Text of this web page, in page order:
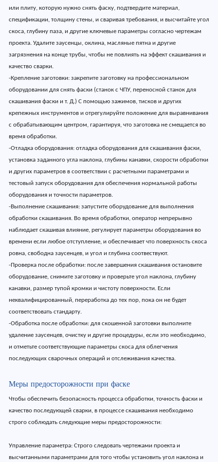
или плиту, которую нужно снять фаску, подтвердите материал,
спецификации, толщину стены, и сваривая требования, и высчитайте угол
скоса, глубину паза, и другие ключевые параметры согласно чертежам
проекта. Удалите заусенцы, оклина, масляные пятна и другие
загрязнения на конце трубы, чтобы не повлиять на эффект скашивания и
качество сварки.
-Крепление заготовки: закрепите заготовку на профессиональном
оборудовании для снять фаски (станок с ЧПУ, переносной станок для
скашивания фаски и т. Д.) С помощью зажимов, тисков и других
крепежных инструментов и отрегулируйте положение для выравнивания
с обрабатывающим центром, гарантируя, что заготовка не смещается во
время обработки.
-Отладка оборудования: отладка оборудования для скашивания фаски,
установка заданного угла наклона, глубины канавки, скорости обработки
и других параметров в соответствии с расчетными параметрами и
тестовый запуск оборудования для обеспечения нормальной работы
оборудования и точности параметров.
-Выполнение скашивания: запустите оборудование для выполнения
обработки скашивания. Во время обработки, оператор непрерывно
наблюдает скашивая влияние, регулирует параметры оборудования во
времени если любое отступление, и обеспечивает что поверхность скоса
ровна, свободна заусенцев, и угол и глубина соотвествуют.
-Проверка после обработки: после завершения скашивания остановите
оборудование, снимите заготовку и проверьте угол наклона, глубину
канавки, размер тупой кромки и чистоту поверхности. Если
неквалифицированный, переработка до тех пор, пока он не будет
соответствовать стандарту.
-Обработка после обработки: для скошенной заготовки выполните
удаление заусенцев, очистку и другие процедуры, если это необходимо,
и отметьте соответствующие параметры скоса для облегчения
последующих сварочных операций и отслеживания качества.
Меры предосторожности при фаске
Чтобы обеспечить безопасность процесса обработки, точность фаски и
качество последующей сварки, в процессе скашивания необходимо
строго соблюдать следующие меры предосторожности:
Управление параметра: Строго следовать чертежами проекта и
высчитанными параметрами для того чтобы установить угол наклона и